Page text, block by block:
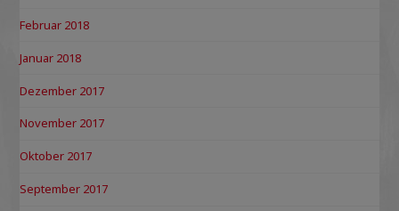
Februar 2018
Januar 2018
Dezember 2017
November 2017
Oktober 2017
September 2017